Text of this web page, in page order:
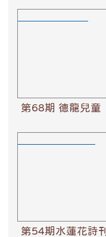
第68期 德龍兒童
第54期水蓮花詩刊